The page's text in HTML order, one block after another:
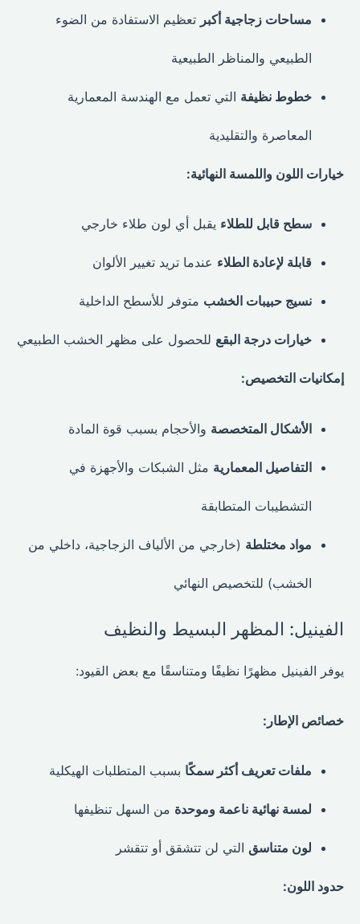
مساحات زجاجية أكبرتعظيم الاستفادة من الضوء
الطبيعي والمناظر الطبيعية
خطوط نظيفةالتي تعمل مع الهندسة المعمارية
المعاصرة والتقليدية
خيارات اللون واللمسة النهائية:
سطح قابل للطلاءيقبل أي لون طلاء خارجي
قابلة لإعادة الطلاءعندما تريد تغيير الألوان
نسيج حبيبات الخشبمتوفر للأسطح الداخلية
خيارات درجة البقعللحصول على مظهر الخشب الطبيعي
إمكانيات التخصيص:
الأشكال المتخصصةوالأحجام بسبب قوة المادة
التفاصيل المعمارية مثل الشبكات والأجهزة في
التشطيبات المتطابقة
مواد مختلطة(خارجي من الألياف الزجاجية، داخلي من
الخشب) للتخصيص النهائي
الفينيل: المظهر البسيط والنظيف
يوفر الفينيل مظهرًا نظيفًا ومتناسقًا مع بعض القيود:
خصائص الإطار:
ملفات تعريف أكثر سمكًابسبب المتطلبات الهيكلية
لمسة نهائية ناعمة وموحدةمن السهل تنظيفها
لون متناسقالتي لن تتشقق أو تتقشر
حدود اللون: